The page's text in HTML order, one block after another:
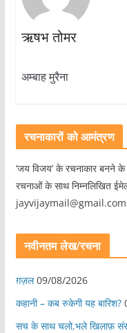
ऋषभ तोमर
अम्बाह मुरैना
रचनाकारों को आमंत्रण
‘जय विजय’ के रचनाकार बनने
रचनाओं के साथ निम्नलिखित
jayvijaymail@gmail.com
नवीनतम लेख/रचना
ग़ज़ल 09/08/2026
कहानी – कब रुकेगी यह बारिश?
सच के साथ चलो,भले खिलाफ़